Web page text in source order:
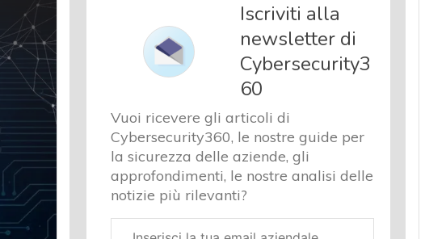
Iscriviti alla
newsletter di
Cybersecurity3
60
Vuoi ricevere gli articoli di
Cybersecurity360, le nostre guide per
la sicurezza delle aziende, gli
approfondimenti, le nostre analisi delle
notizie più rilevanti?